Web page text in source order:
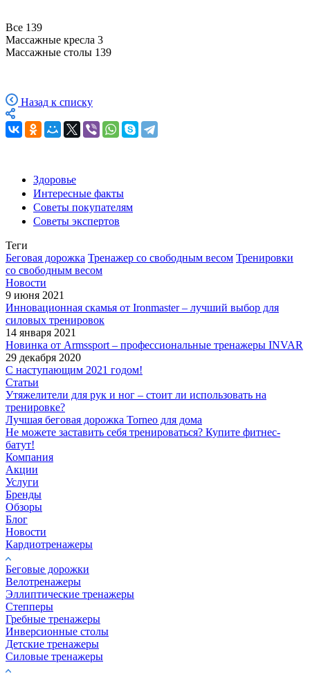
Все 139
Массажные кресла 3
Массажные столы 139
Назад к списку
Здоровье
Интересные факты
Советы покупателям
Советы экспертов
Теги
Беговая дорожка Тренажер со свободным весом Тренировки
со свободным весом
Новости
9 июня 2021
Инновационная скамья от Ironmaster – лучший выбор для
силовых тренировок
14 января 2021
Новинка от Armssport – профессиональные тренажеры INVAR
29 декабря 2020
С наступающим 2021 годом!
Статьи
Утяжелители для рук и ног – стоит ли использовать на
тренировке?
Лучшая беговая дорожка Torneo для дома
Не можете заставить себя тренироваться? Купите фитнес-
батут!
Компания
Акции
Услуги
Бренды
Обзоры
Блог
Новости
Кардиотренажеры
Беговые дорожки
Велотренажеры
Эллиптические тренажеры
Степперы
Гребные тренажеры
Инверсионные столы
Детские тренажеры
Силовые тренажеры